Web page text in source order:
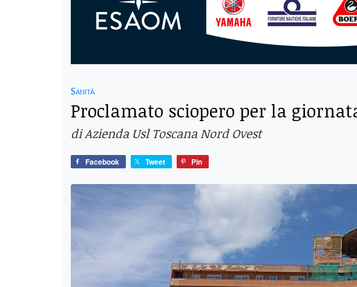
Sanità
Proclamato sciopero per la
di Azienda Usl Toscana Nord Ovest
Facebook Tweet Pin